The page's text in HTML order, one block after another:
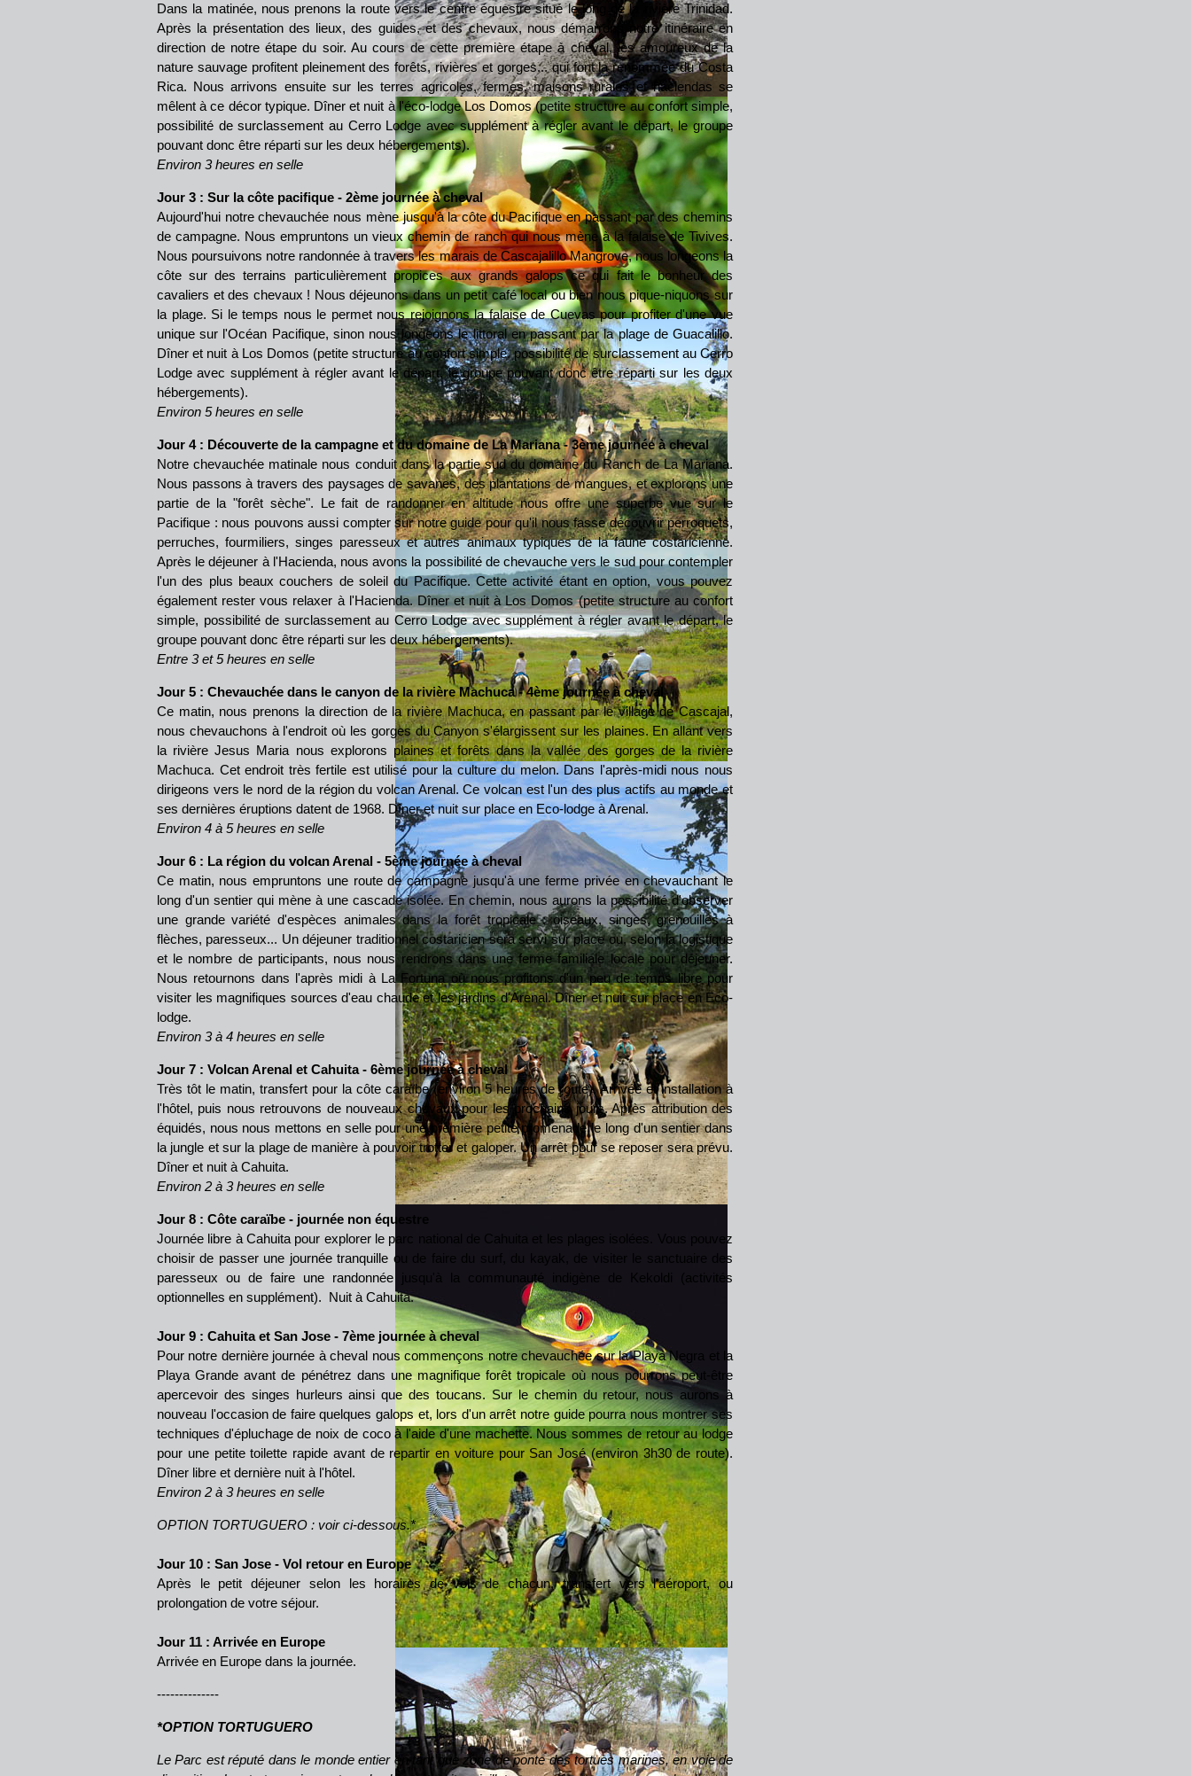
Dans la matinée, nous prenons la route vers le centre équestre situé le long de la rivière Trinidad.
Après la présentation des lieux, des guides, et des chevaux, nous démarrons notre itinéraire en
direction de notre étape du soir. Au cours de cette première étape à cheval, les amoureux de la
nature sauvage profitent pleinement des forêts, rivières et gorges... qui font la renommée du Costa
Rica. Nous arrivons ensuite sur les terres agricoles, fermes, maisons rurales et haciendas se
mêlent à ce décor typique. Dîner et nuit à l'éco-lodge Los Domos (petite structure au confort simple,
possibilité de surclassement au Cerro Lodge avec supplément à régler avant le départ, le groupe
pouvant donc être réparti sur les deux hébergements).
Environ 3 heures en selle
Jour 3 : Sur la côte pacifique - 2ème journée à cheval
Aujourd'hui notre chevauchée nous mène jusqu'à la côte du Pacifique en passant par des chemins
de campagne. Nous empruntons un vieux chemin de ranch qui nous mène à la falaise de Tivives.
Nous poursuivons notre randonnée à travers les marais de Cascajalillo Mangrove, nous longeons la
côte sur des terrains particulièrement propices aux grands galops ce qui fait le bonheur des
cavaliers et des chevaux ! Nous déjeunons dans un petit café local ou bien nous pique-niquons sur
la plage. Si le temps nous le permet nous rejoignons la falaise de Cuevas pour profiter d'une vue
unique sur l'Océan Pacifique, sinon nous longeons le littoral en passant par la plage de Guacalillo.
Dîner et nuit à Los Domos (petite structure au confort simple, possibilité de surclassement au Cerro
Lodge avec supplément à régler avant le départ, le groupe pouvant donc être réparti sur les deux
hébergements).
Environ 5 heures en selle
Jour 4 : Découverte de la campagne et du domaine de La Mariana - 3ème journée à cheval
Notre chevauchée matinale nous conduit dans la partie sud du domaine du Ranch de La Mariana.
Nous passons à travers des paysages de savanes, des plantations de mangues, et explorons une
partie de la "forêt sèche". Le fait de randonner en altitude nous offre une superbe vue sur le
Pacifique : nous pouvons aussi compter sur notre guide pour qu'il nous fasse découvrir perroquets,
perruches, fourmiliers, singes paresseux et autres animaux typiques de la faune costaricienne.
Après le déjeuner à l'Hacienda, nous avons la possibilité de chevauche vers le sud pour contempler
l'un des plus beaux couchers de soleil du Pacifique. Cette activité étant en option, vous pouvez
également rester vous relaxer à l'Hacienda. Dîner et nuit à Los Domos (petite structure au confort
simple, possibilité de surclassement au Cerro Lodge avec supplément à régler avant le départ, le
groupe pouvant donc être réparti sur les deux hébergements).
Entre 3 et 5 heures en selle
Jour 5 : Chevauchée dans le canyon de la rivière Machuca - 4ème journée à cheval
Ce matin, nous prenons la direction de la rivière Machuca, en passant par le village de Cascajal,
nous chevauchons à l'endroit où les gorges du Canyon s'élargissent sur les plaines. En allant vers
la rivière Jesus Maria nous explorons plaines et forêts dans la vallée des gorges de la rivière
Machuca. Cet endroit très fertile est utilisé pour la culture du melon. Dans l'après-midi nous nous
dirigeons vers le nord de la région du volcan Arenal. Ce volcan est l'un des plus actifs au monde et
ses dernières éruptions datent de 1968. Dîner et nuit sur place en Eco-lodge à Arenal.
Environ 4 à 5 heures en selle
Jour 6 : La région du volcan Arenal - 5ème journée à cheval
Ce matin, nous empruntons une route de campagne jusqu'à une ferme privée en chevauchant le
long d'un sentier qui mène à une cascade isolée. En chemin, nous aurons la possibilité d'observer
une grande variété d'espèces animales dans la forêt tropicale : oiseaux, singes, grenouilles à
flèches, paresseux... Un déjeuner traditionnel costaricien sera servi sur place ou, selon la logistique
et le nombre de participants, nous nous rendrons dans une ferme familiale locale pour déjeuner.
Nous retournons dans l'après midi à La Fortuna où nous profitons d'un peu de temps libre pour
visiter les magnifiques sources d'eau chaude et les jardins d'Arenal.Dîner et nuit sur place en Eco-
lodge.
Environ 3 à 4 heures en selle
Jour 7 : Volcan Arenal et Cahuita - 6ème journée à cheval
Très tôt le matin, transfert pour la côte caraïbe (environ 5 heures de route). Arrivée et installation à
l'hôtel, puis nous retrouvons de nouveaux chevaux pour les prochains jours. Après attribution des
équidés, nous nous mettons en selle pour une première petite promenade le long d'un sentier dans
la jungle et sur la plage de manière à pouvoir trotter et galoper. Un arrêt pour se reposer sera prévu.
Dîner et nuit à Cahuita.
Environ 2 à 3 heures en selle
Jour 8 : Côte caraïbe - journée non équestre
Journée libre à Cahuita pour explorer le parc national de Cahuita et les plages isolées. Vous pouvez
choisir de passer une journée tranquille ou de faire du surf, du kayak, de visiter le sanctuaire des
paresseux ou de faire une randonnée jusqu'à la communauté indigène de Kekoldi (activités
optionnelles en supplément). Nuit à Cahuita.
Jour 9 : Cahuita et San Jose - 7ème journée à cheval
Pour notre dernière journée à cheval nous commençons notre chevauchée sur la Playa Negra et la
Playa Grande avant de pénétrez dans une magnifique forêt tropicale où nous pourrons peut-être
apercevoir des singes hurleurs ainsi que des toucans. Sur le chemin du retour, nous aurons à
nouveau l'occasion de faire quelques galops et, lors d'un arrêt notre guide pourra nous montrer ses
techniques d'épluchage de noix de coco à l'aide d'une machette. Nous sommes de retour au lodge
pour une petite toilette rapide avant de repartir en voiture pour San José (environ 3h30 de route).
Dîner libre et dernière nuit à l'hôtel.
Environ 2 à 3 heures en selle
OPTION TORTUGUERO : voir ci-dessous.*
Jour 10 : San Jose - Vol retour en Europe
Après le petit déjeuner selon les horaires de vols de chacun, transfert vers l'aéroport, ou
prolongation de votre séjour.
Jour 11 : Arrivée en Europe
Arrivée en Europe dans la journée.
--------------
*OPTION TORTUGUERO
Le Parc est réputé dans le monde entier en tant que zone de ponte des tortues marines, en voie de